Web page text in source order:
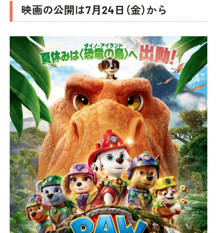
映画の公開は7月24日（金）から